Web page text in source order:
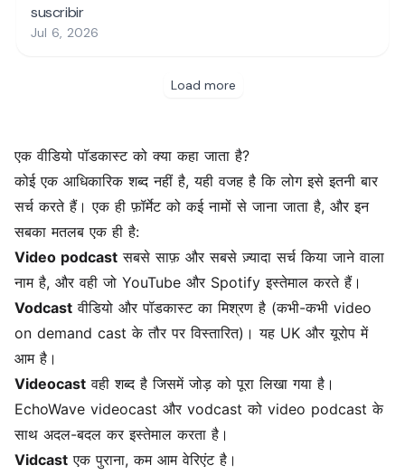
एक वीडियो पॉडकास्ट को क्या कहा जाता है?
कोई एक आधिकारिक शब्द नहीं है, यही वजह है कि लोग इसे इतनी बार
सर्च करते हैं। एक ही फ़ॉर्मेट को कई नामों से जाना जाता है, और इन
सबका मतलब एक ही है:
Video podcast सबसे साफ़ और सबसे ज़्यादा सर्च किया जाने वाला
नाम है, और वही जो YouTube और Spotify इस्तेमाल करते हैं।
Vodcast वीडियो और पॉडकास्ट का मिश्रण है (कभी-कभी video
on demand cast के तौर पर विस्तारित)। यह UK और यूरोप में
आम है।
Videocast वही शब्द है जिसमें जोड़ को पूरा लिखा गया है।
EchoWave videocast और vodcast को video podcast के
साथ अदल-बदल कर इस्तेमाल करता है।
Vidcast एक पुराना, कम आम वेरिएंट है।